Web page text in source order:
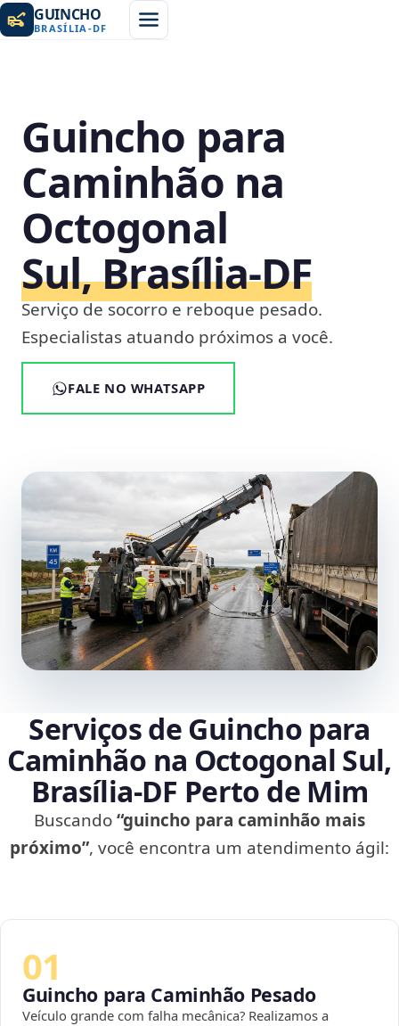
GUINCHO
BRASÍLIA -DF
Guincho para
Caminhão na
Octogonal
Sul, Brasília‑DF
Serviço de socorro e reboque pesado.
Especialistas atuando próximos a você.
FALE NO WHATSAPP
Serviços de Guincho para
Caminhão na Octogonal Sul,
Brasília‑DF Perto de Mim
Buscando“guincho para caminhão mais
próximo”, você encontra um atendimento ágil:
01
Guincho para Caminhão Pesado
Veículo grande com falha mecânica? Realizamos a